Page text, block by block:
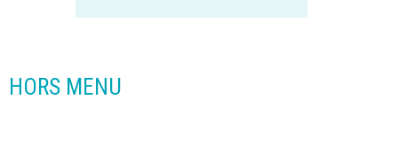
HORS MENU